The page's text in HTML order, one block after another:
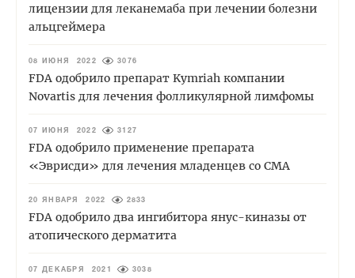
лицензии для леканемаба при лечении болезни
альцгеймера
08 ИЮНЯ 2022 3076
FDA одобрило препарат Kymriah компании
Novartis для лечения фолликулярной лимфомы
07 ИЮНЯ 2022 3127
FDA одобрило применение препарата
«Эврисди» для лечения младенцев со СМА
20 ЯНВАРЯ 2022 2833
FDA одобрило два ингибитора янус-киназы от
атопического дерматита
07 ДЕКАБРЯ 2021 3038